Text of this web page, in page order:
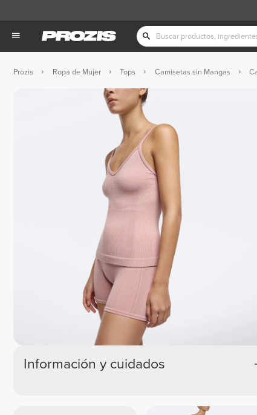
Prozis Ropa de Mujer Tops Camisetas sin Mangas
Información y cuidados